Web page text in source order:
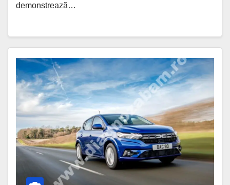
demonstrează…
Dacia
Sandero
Domină
Vânzările
în
Europa
pentru
Noiembrie